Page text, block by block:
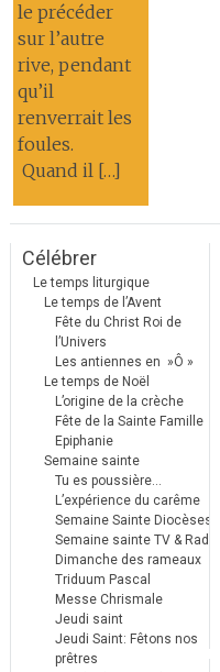
le précéder
sur l’autre
rive, pendant
qu’il
renverrait les
foules.
Quand il […]
Célébrer
Le temps liturgique
Le temps de l’Avent
Fête du Christ Roi de
l’Univers
Les antiennes en »Ô »
Le temps de Noël
L’origine de la crèche
Fête de la Sainte Famille
Epiphanie
Semaine sainte
Tu es poussière…
L’expérience du carême
Semaine Sainte Diocèses
Semaine sainte TV & Radio
Dimanche des rameaux
Triduum Pascal
Messe Chrismale
Jeudi saint
Jeudi Saint: Fêtons nos
prêtres